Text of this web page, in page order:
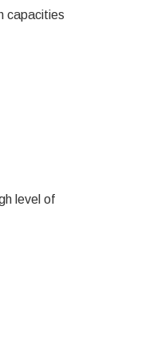
capacities
level of